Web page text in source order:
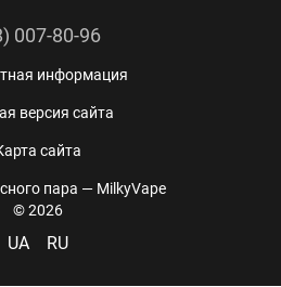
007-80-96
информация
версия сайта
сайта
пара — MilkyVape
© 2026
UA RU